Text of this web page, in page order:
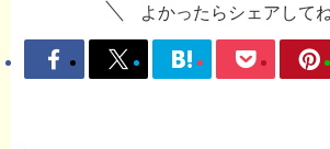
よかったらシェアしてね